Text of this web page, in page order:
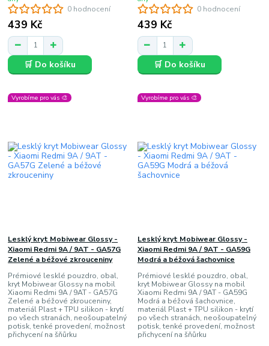
0 hodnocení
439 Kč
🛒 Do košíku
0 hodnocení
439 Kč
🛒 Do košíku
Vyrobíme pro vás 🎨
Lesklý kryt Mobiwear Glossy -
Xiaomi Redmi 9A / 9AT - GA57G
Zelené a béžové zkrouceniny
Prémiové lesklé pouzdro, obal,
kryt Mobiwear Glossy na mobil
Xiaomi Redmi 9A / 9AT - GA57G
Zelené a béžové zkrouceniny,
materiál Plast + TPU silikon - krytí
po všech stranách, neošoupatelný
potisk, tenké provedení, možnost
přichycení na šňůrku
Vyrobíme pro vás 🎨
Lesklý kryt Mobiwear Glossy -
Xiaomi Redmi 9A / 9AT - GA59G
Modrá a béžová šachovnice
Prémiové lesklé pouzdro, obal,
kryt Mobiwear Glossy na mobil
Xiaomi Redmi 9A / 9AT - GA59G
Modrá a béžová šachovnice,
materiál Plast + TPU silikon - krytí
po všech stranách, neošoupatelný
potisk, tenké provedení, možnost
přichycení na šňůrku